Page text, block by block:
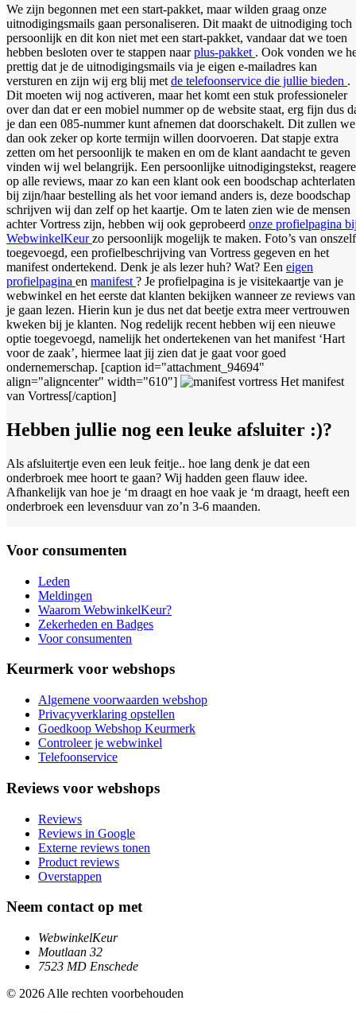
We zijn begonnen met een start-pakket, maar wilden graag onze
uitnodigingsmails gaan personaliseren. Dit maakt de uitnodiging toch
persoonlijk en dit kon niet met een start-pakket, vandaar dat we toen
hebben besloten over te stappen naarplus-pakket . Ook vonden we
prettig dat je de uitnodigingsmails via je eigen e-mailadres kan
versturen en zijn wij erg blij met de telefoonservice die jullie bieden .
Dit moeten wij nog activeren, maar het komt een stuk professioneler
over dan dat er een mobiel nummer op de website staat, erg fijn dus
je dan een 085-nummer kunt afnemen dat doorschakelt. Dit zullen we
dan ook zeker op korte termijn willen doorvoeren. Dat stapje extra
zetten om het persoonlijk te maken en om de klant aandacht te geven
vinden wij wel belangrijk. Een persoonlijke uitnodigingstekst,
op alle reviews, maar zo kan een klant ook een boodschap achterlaten
bij zijn/haar bestelling als het voor iemand anders is, deze boodschap
schrijven wij dan zelf op het kaartje. Om te laten zien wie de mensen
achter Vortress zijn, hebben wij ook geprobeerd onze profielpagina
WebwinkelKeurzo persoonlijk mogelijk te maken. Foto’s van onszelf
toegevoegd, een profielbeschrijving van Vortress gegeven en het
manifest ondertekend. Denk je als lezer huh? Wat? Een eigen
profielpagina en manifest ? Je profielpagina is je visitekaartje van je
webwinkel en het eerste dat klanten bekijken wanneer ze reviews van
je gaan lezen. Hierin kun je dus net dat beetje extra meer vertrouwen
kweken bij je klanten. Nog redelijk recent hebben wij een nieuwe
optie toegevoegd, namelijk het ondertekenen van het manifest ‘Hart
voor de zaak’, hiermee laat jij zien dat je gaat voor goed
ondernemerschap. [caption id="attachment_94694"
align="aligncenter" width="610"]
Het manifest
van Vortress[/caption]
Hebben jullie nog een leuke afsluiter :)?
Als afsluitertje even een leuk feitje.. hoe lang denk je dat een
onderbroek mee hoort te gaan? Wij hadden geen flauw idee.
Afhankelijk van hoe je ‘m draagt en hoe vaak je ‘m draagt, heeft een
onderbroek een levensduur van zo’n 3-6 maanden.
Voor consumenten
Leden
Meldingen
Waarom WebwinkelKeur?
Zekerheden en Badges
Voor consumenten
Keurmerk voor webshops
Algemene voorwaarden webshop
Privacyverklaring opstellen
Goedkoop Webshop Keurmerk
Controleer je webwinkel
Telefoonservice
Reviews voor webshops
Reviews
Reviews in Google
Externe reviews tonen
Product reviews
Overstappen
Neem contact op met
WebwinkelKeur
Moutlaan 32
7523 MD Enschede
© 2026 Alle rechten voorbehouden